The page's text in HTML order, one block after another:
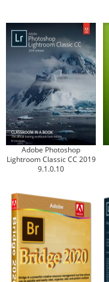
Adobe Photoshop
Lightroom Classic CC 2019
9.1.0.10